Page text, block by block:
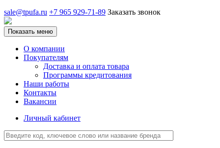
sale@tpufa.ru +7 965 929-71-89 Заказать звонок
Показать меню
О компании
Покупателям
Доставка и оплата товара
Программы кредитования
Наши работы
Контакты
Вакансии
Личный кабинет